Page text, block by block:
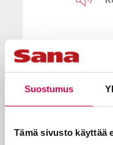
Suostumus
Tämä sivusto käyttää
Kähkönen |
Olin tämän